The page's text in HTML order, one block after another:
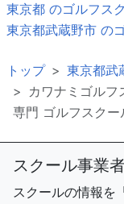
東京都 のゴルフス
東京都武蔵野市 の
トップ
東京都武
カワナミゴル
専門 ゴルフスクー
スクール事業
スクールの情報を